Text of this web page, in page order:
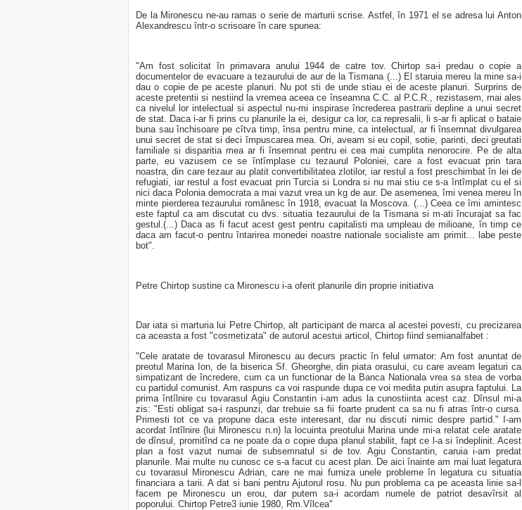
De la Mironescu ne-au ramas o serie de marturii scrise. Astfel, în 1971 el se adresa lui Anton
Alexandrescu într-o scrisoare în care spunea:
"Am fost solicitat în primavara anului 1944 de catre tov. Chirtop sa-i predau o copie a
documentelor de evacuare a tezaurului de aur de la Tismana (...) El staruia mereu la mine sa-i
dau o copie de pe aceste planuri. Nu pot sti de unde stiau ei de aceste planuri. Surprins de
aceste pretentii si nestiind la vremea aceea ce înseamna C.C. al P.C.R., rezistasem, mai ales
ca nivelul lor intelectual si aspectul nu-mi inspirase încrederea pastrarii depline a unui secret
de stat. Daca i-ar fi prins cu planurile la ei, desigur ca lor, ca represalii, li s-ar fi aplicat o bataie
buna sau închisoare pe cîtva timp, însa pentru mine, ca intelectual, ar fi însemnat divulgarea
unui secret de stat si deci împuscarea mea. Ori, aveam si eu copil, sotie, parinti, deci greutati
familiale si disparitia mea ar fi însemnat pentru ei cea mai cumplita nenorocire. Pe de alta
parte, eu vazusem ce se întîmplase cu tezaurul Poloniei, care a fost evacuat prin tara
noastra, din care tezaur au platit convertibilitatea zlotilor, iar restul a fost preschimbat în lei de
refugiati, iar restul a fost evacuat prin Turcia si Londra si nu mai stiu ce s-a întîmplat cu el si
nici daca Polonia democrata a mai vazut vrea un kg de aur. De asemenea, îmi venea mereu în
minte pierderea tezaurului românesc în 1918, evacuat la Moscova. (...) Ceea ce îmi amintesc
este faptul ca am discutat cu dvs. situatia tezaurului de la Tismana si m-ati încurajat sa fac
gestul.(...) Daca as fi facut acest gest pentru capitalisti ma umpleau de milioane, în timp ce
daca am facut-o pentru întarirea monedei noastre nationale socialiste am primit... labe peste
bot".
Petre Chirtop sustine ca Mironescu i-a oferit planurile din proprie initiativa
Dar iata si marturia lui Petre Chirtop, alt participant de marca al acestei povesti, cu precizarea
ca aceasta a fost "cosmetizata" de autorul acestui articol, Chirtop fiind semianalfabet :
"Cele aratate de tovarasul Mironescu au decurs practic în felul urmator: Am fost anuntat de
preotul Marina Ion, de la biserica Sf. Gheorghe, din piata orasului, cu care aveam legaturi ca
simpatizant de încredere, cum ca un functionar de la Banca Nationala vrea sa stea de vorba
cu partidul comunist. Am raspuns ca voi raspunde dupa ce voi medita putin asupra faptului. La
prima întîlnire cu tovarasul Agiu Constantin i-am adus la cunostiinta acest caz. Dînsul mi-a
zis: "Esti obligat sa-i raspunzi, dar trebuie sa fii foarte prudent ca sa nu fi atras într-o cursa.
Primesti tot ce va propune daca este interesant, dar nu discuti nimic despre partid." I-am
acordat întîlnire (lui Mironescu n.n) la locuinta preotului Marina unde mi-a relatat cele aratate
de dînsul, promitînd ca ne poate da o copie dupa planul stabilit, fapt ce l-a si îndeplinit. Acest
plan a fost vazut numai de subsemnatul si de tov. Agiu Constantin, caruia i-am predat
planurile. Mai multe nu cunosc ce s-a facut cu acest plan. De aici înainte am mai luat legatura
cu tovarasul Mironescu Adrian, care ne mai furniza unele probleme în legatura cu situatia
financiara a tarii. A dat si bani pentru Ajutorul rosu. Nu pun problema ca pe aceasta linie sa-l
facem pe Mironescu un erou, dar putem sa-i acordam numele de patriot desavîrsit al
poporului. Chirtop Petre3 iunie 1980, Rm.Vîlcea"